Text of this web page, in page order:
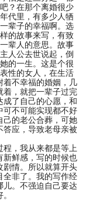
？在那个离婚很少
代里，有多少人牺
辈子的幸福啊。选
的故事来写，有致
辈人的意思。故事
人公去世说起，倒
的一生。这是个很
性的女人，在生活
着不幸福的婚姻，几
着，就把一辈子过完
成了自己的心愿，和
可不可能实现都不好
己的老公合葬，可她
答应，导致老母亲被
，我从来都是等上
新鲜感，写的时候也
剧情。所以就算开头
全非了。我的写作经
儿。不强迫自己要达